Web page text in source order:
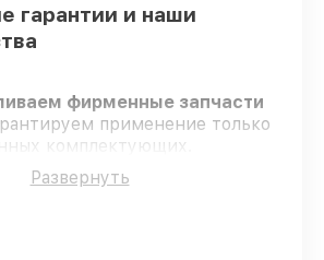
гарантии и наши
фирменные запчасти
применение только
комплектующих.
мастера
жёсткий контроль знаний и
Развернуть